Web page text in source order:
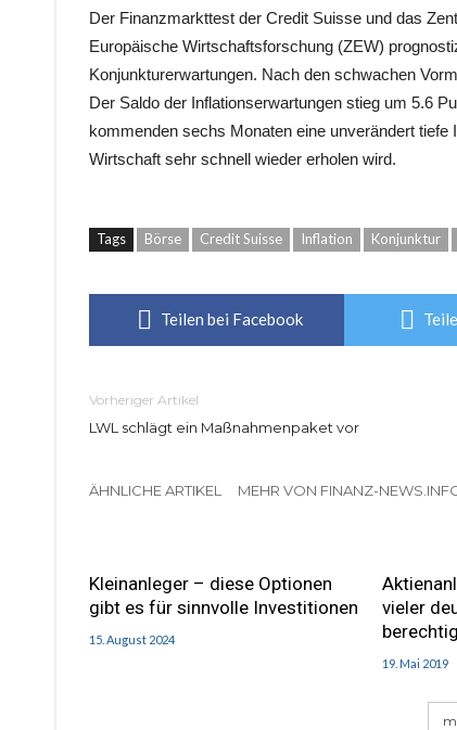
Der Finanzmarkttest der Credit Suisse und das
Europäische Wirtschaftsforschung (ZEW)
Konjunkturerwartungen. Nach den schwachen
Der Saldo der Inflationserwartungen stieg um 5.6
kommenden sechs Monaten eine unverändert
Wirtschaft sehr schnell wieder erholen wird.
Tags Börse Credit Suisse Inflation Konjunktur
Teilen bei Facebook
Vorheriger Artikel
LWL schlägt ein Maßnahmenpaket vor
ÄHNLICHE ARTIKEL MEHR VON FINANZ-
Kleinanleger – diese Optionen
gibt es für sinnvolle Investitionen
15. August 2024
vieler
19. Mai 2019